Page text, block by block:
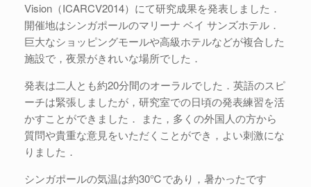
Vision（ICARCV2014）にて研究成果を発表しました．
開催地はシンガポールのマリーナ ベイ サンズホテル．
巨大なショッピングモールや高級ホテルなどが複合した
施設で，夜景がきれいな場所でした．
発表は二人とも約20分間のオーラルでした．英語のスピ
ーチは緊張しましたが，研究室での日頃の発表練習を活
かすことができました． また，多くの外国人の方から
質問や貴重な意見をいただくことができ，よい刺激にな
りました．
シンガポールの気温は約30℃であり，暑かったです